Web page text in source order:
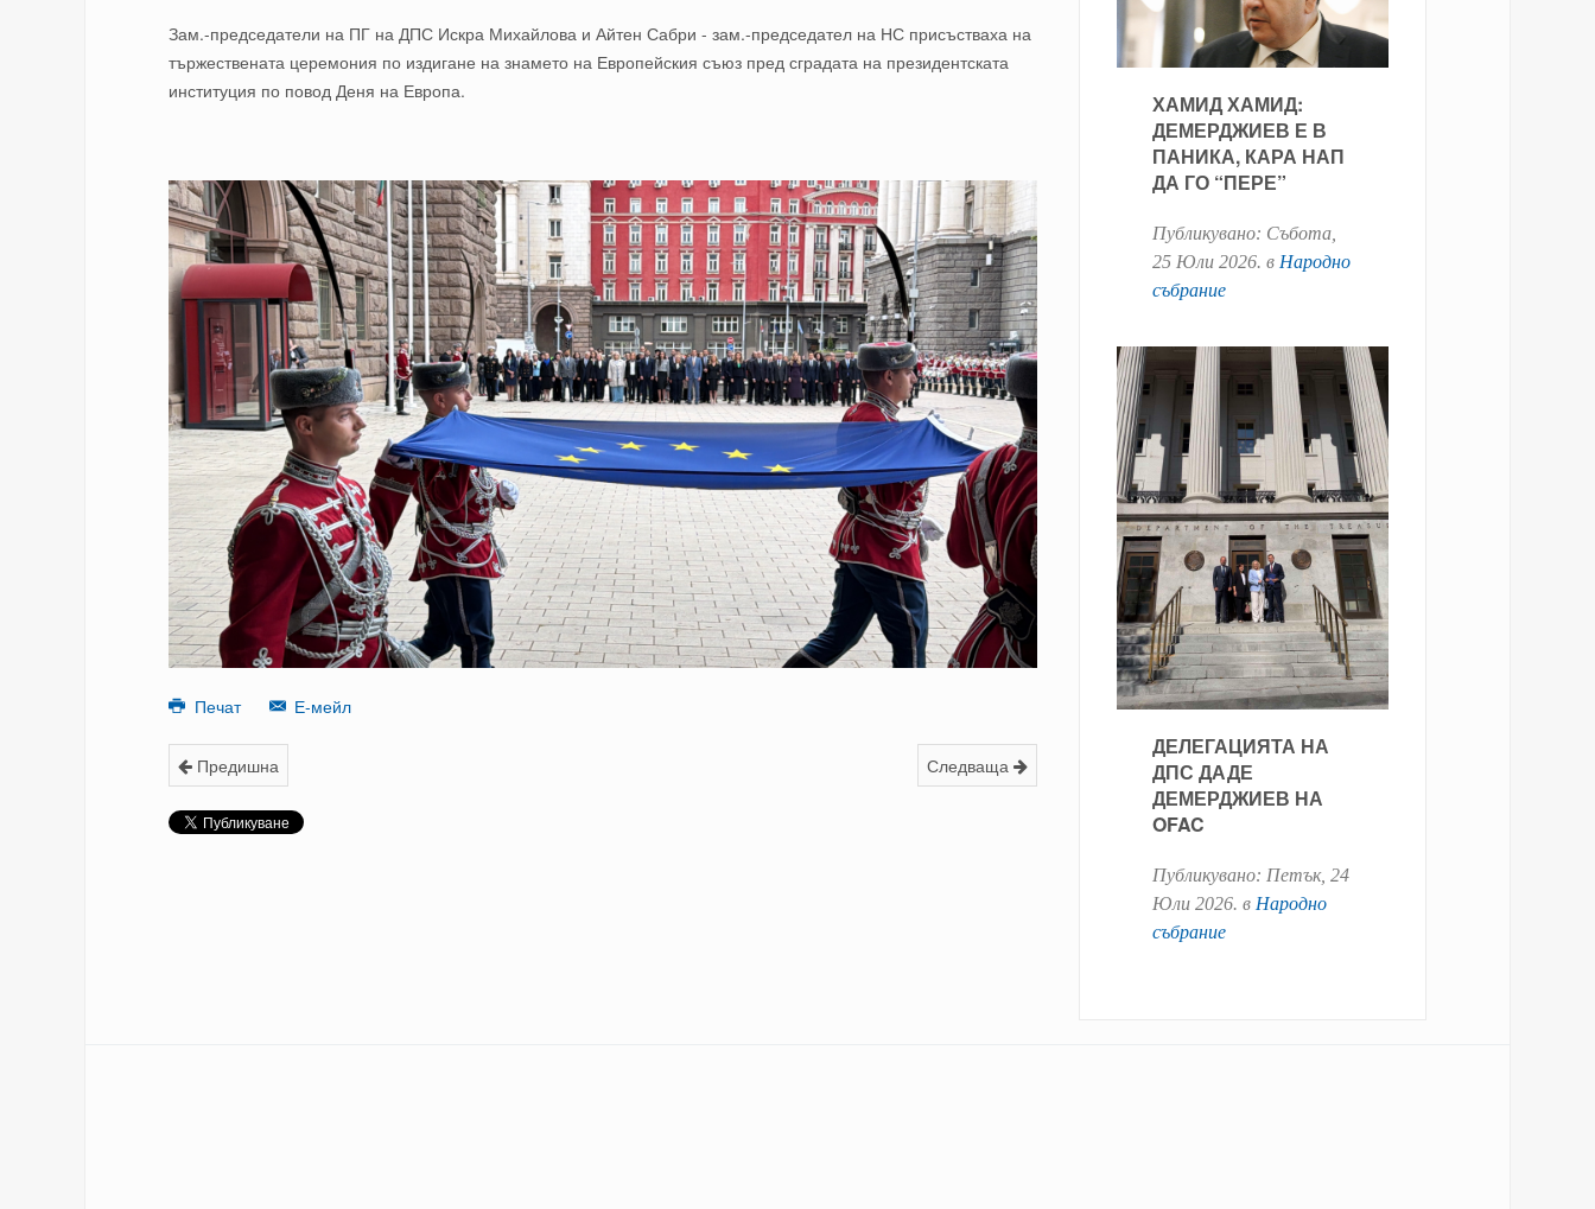
Зам.-председатели на ПГ на ДПС Искра Михайлова и Айтен Сабри - зам.-председател на НС присъстваха на
тържествената церемония по издигане на знамето на Европейския съюз пред сградата на президентската
институция по повод Деня на Европа.
Печат Е-мейл
Предишна Следваща
ХАМИД ХАМИД:
ДЕМЕРДЖИЕВ Е В
ПАНИКА, КАРА НАП
ДА ГО “ПЕРЕ”
Публикувано: Събота,
25 Юли 2026. в Народно
събрание
ДЕЛЕГАЦИЯТА НА
ДПС ДАДЕ
ДЕМЕРДЖИЕВ НА
OFAC
Публикувано: Петък, 24
Юли 2026. в Народно
събрание